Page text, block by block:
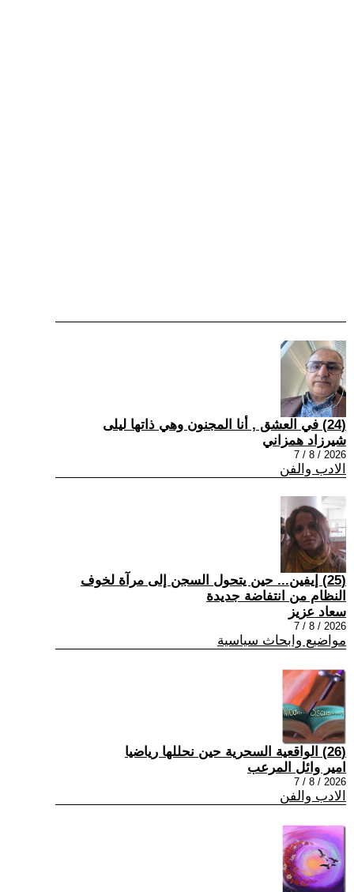
(24) في العشق , أنا المجنون وهي ذاتها ليلى
شيرزاد همزاني
2026 / 8 / 7
الادب والفن
(25) إيفين... حين يتحول السجن إلى مرآة لخوف
النظام من انتفاضة جديدة
سعاد عزيز
2026 / 8 / 7
مواضيع وابحاث سياسية
(26) الواقعية السحرية حين نحللها رياضيا
امير وائل المرعب
2026 / 8 / 7
الادب والفن